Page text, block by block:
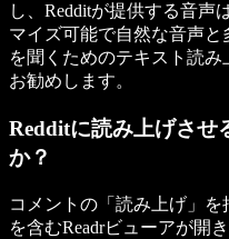
し、Redditが提供する音声
マイズ可能で自然な音声と
を聞くためのテキスト読み
お勧めします。
Redditに読み上げさせ
か？
コメントの「読み上げ」
を含むReadrビューアが開